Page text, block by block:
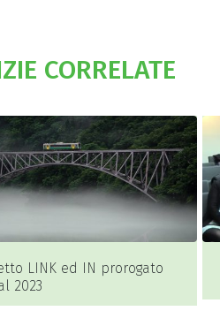
CORRELATE
Master Promotori del